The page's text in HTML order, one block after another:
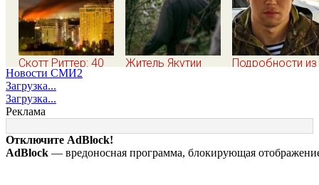
Скотт Риттер: 40
дней "принуждения
России и Путина"
резко приблизили
крах режима
Зеленского
Житель Якутии
Подробности из
спасло его в
схватке с
медведем
Новости СМИ2
Загрузка...
Загрузка...
Реклама
Отключите AdBlock!
AdBlock — вредоносная программа, блокирующая